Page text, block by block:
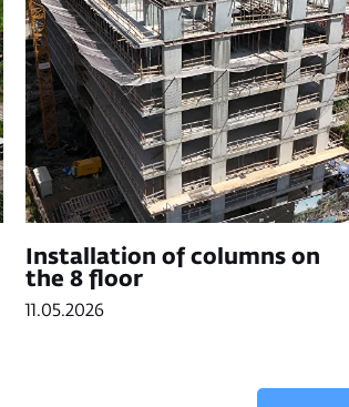
Installation of columns on
the 8 floor
11.05.2026